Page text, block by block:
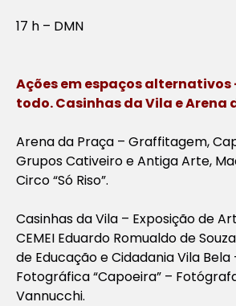
17 h – DMN
Ações em espaços alternativos
todo. Casinhas da Vila e Arena
Arena da Praça – Graffitagem,
Grupos Cativeiro e Antiga Arte,
Circo “Só Riso”.
Casinhas da Vila – Exposição de
CEMEI Eduardo Romualdo de
de Educação e Cidadania Vila Bela
Fotográfica “Capoeira” –
Vannucchi.